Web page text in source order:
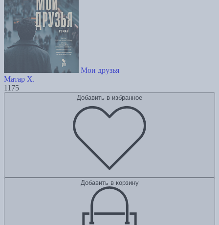
Мои друзья
Матар Х.
1175
Добавить в избранное
Добавить в корзину